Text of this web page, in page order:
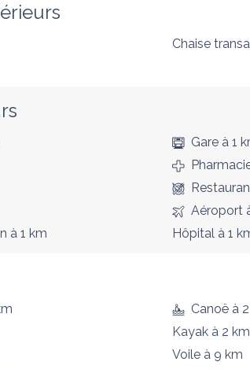
Chaise
Gareà 1
Aéroport
à 1 km Hôpitalà 1
Canoëà
Kayakà 2 km
Voileà 9 km